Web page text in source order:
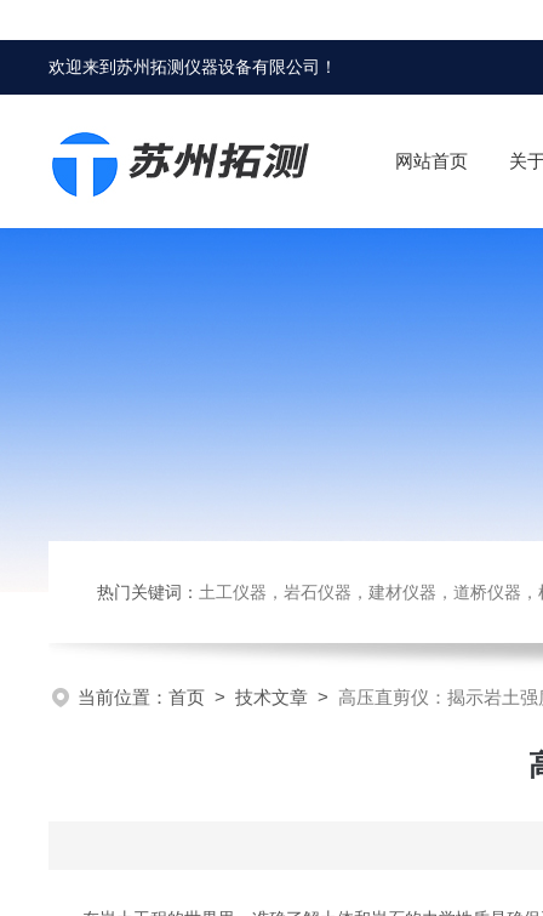
欢迎来到苏州拓测仪器设备有限公司 ！
网站首页 关
热门关键词： 土工仪器，岩石仪器，建材仪器，道桥仪器，检测
当前位置： 首页 > 技术文章 > 高压直剪仪：揭示岩土